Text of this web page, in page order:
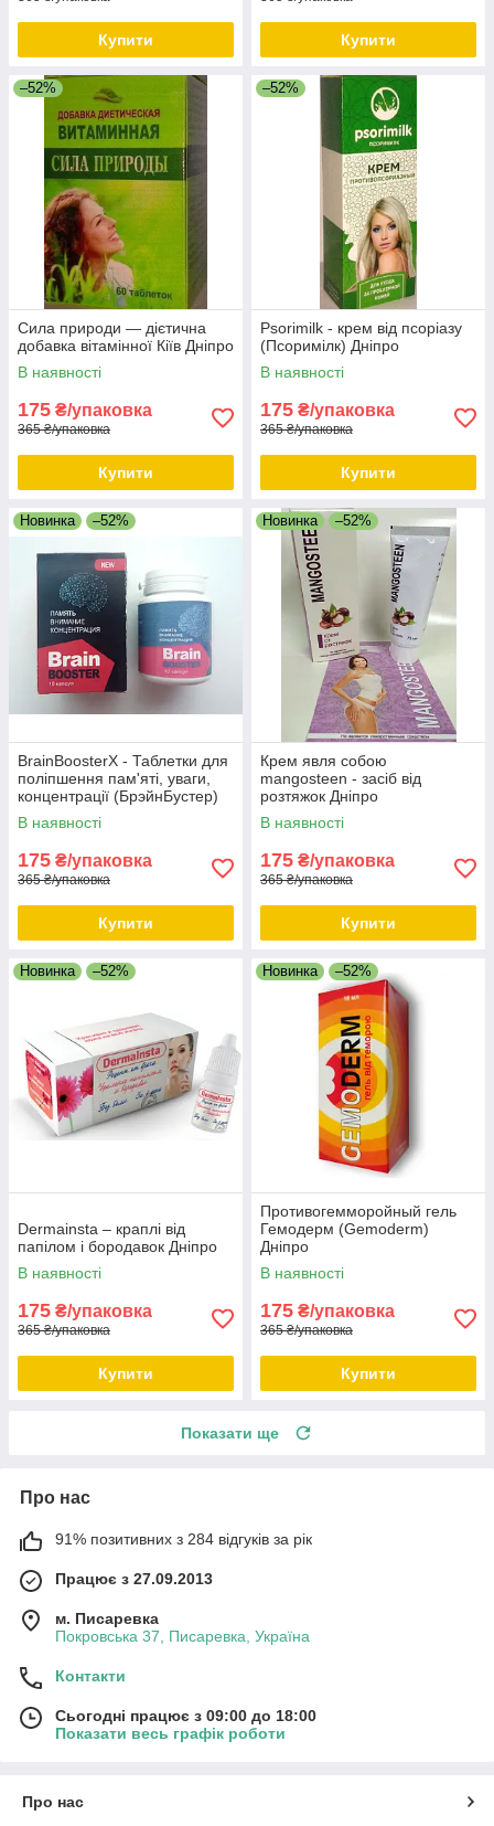
Купити Купити
–52%
Сила природи — дієтична
добавка вітамінної Кіїв Дніпро
В наявності
175 ₴/упаковка
365 ₴/упаковка
Купити
–52%
Psorimilk - крем від псоріазу
(Псоримілк) Дніпро
В наявності
175 ₴/упаковка
365 ₴/упаковка
Купити
Новинка –52%
BrainBoosterX - Таблетки для
поліпшення пам'яті, уваги,
концентрації (БрэйнБустер)
Дніпро
В наявності
175 ₴/упаковка
365 ₴/упаковка
Купити
Новинка –52%
Крем явля собою
mangosteen - засіб від
розтяжок Дніпро
В наявності
175 ₴/упаковка
365 ₴/упаковка
Купити
Новинка –52%
Dermainsta – краплі від
папілом і бородавок Дніпро
В наявності
175 ₴/упаковка
365 ₴/упаковка
Купити
Новинка –52%
Противогемморойный гель
Гемодерм (Gemoderm)
Дніпро
В наявності
175 ₴/упаковка
365 ₴/упаковка
Купити
Показати ще
Про нас
91% позитивних з 284 відгуків за рік
Працює з 27.09.2013
м. Писаревка
Покровська 37, Писаревка, Україна
Контакти
Сьогодні працює з 09:00 до 18:00
Показати весь графік роботи
Про нас